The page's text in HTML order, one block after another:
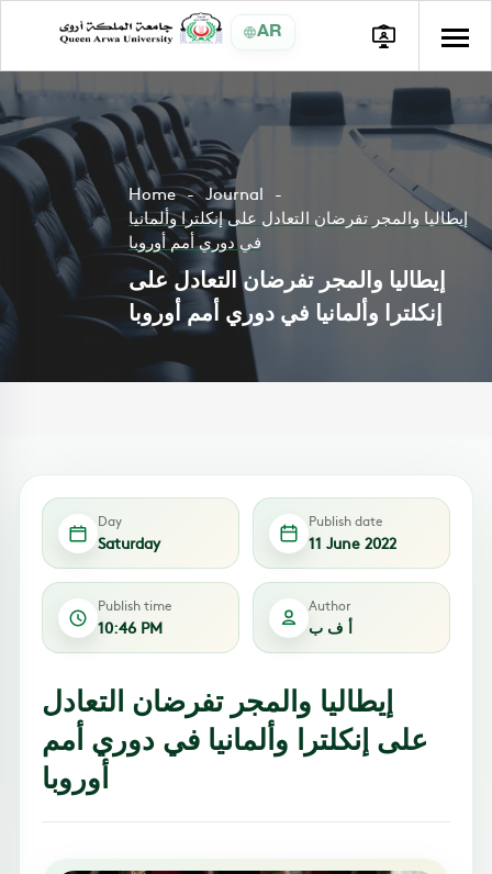
AR
Home
Journal
إيطاليا والمجر تفرضان التعادل على إنكلترا وألمانيا
في دوري أمم أوروبا
إيطاليا والمجر تفرضان التعادل على
إنكلترا وألمانيا في دوري أمم أوروبا
Day
Saturday
Publish date
11 June 2022
Publish time
10:46 PM
Author
أ ف ب
إيطاليا والمجر تفرضان التعادل
على إنكلترا وألمانيا في دوري أمم
أوروبا